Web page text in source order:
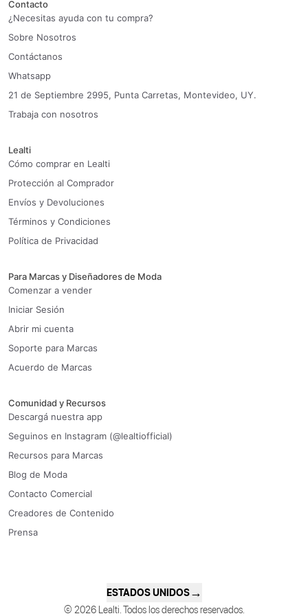
Contacto
¿Necesitas ayuda con tu compra?
Sobre Nosotros
Contáctanos
Whatsapp
21 de Septiembre 2995, Punta Carretas, Montevideo, UY.
Trabaja con nosotros
Lealti
Cómo comprar en Lealti
Protección al Comprador
Envíos y Devoluciones
Términos y Condiciones
Política de Privacidad
Para Marcas y Diseñadores de Moda
Comenzar a vender
Iniciar Sesión
Abrir mi cuenta
Soporte para Marcas
Acuerdo de Marcas
Comunidad y Recursos
Descargá nuestra app
Seguinos en Instagram (@lealtiofficial)
Recursos para Marcas
Blog de Moda
Contacto Comercial
Creadores de Contenido
Prensa
ESTADOS UNIDOS→
© 2026 Lealti. Todos los derechos reservados.